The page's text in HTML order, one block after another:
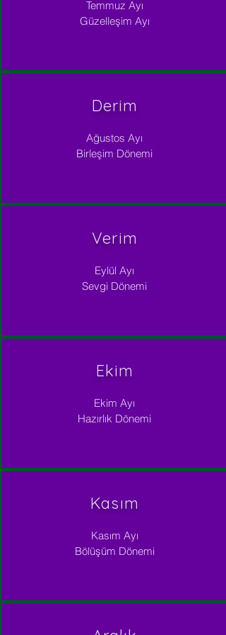
Temmuz Ayı
Güzelleşim Ayı
Derim
Ağustos Ayı
Birleşim Dönemi
Verim
Eylül Ayı
Sevgi Dönemi
Ekim
Ekim Ayı
Hazırlık Dönemi
Kasım
Kasım Ayı
Bölüşüm Dönemi